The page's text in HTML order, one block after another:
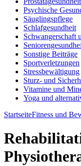
Psychische
Säuglingspflege
Schlafgesundheit
Schwangerschaft
Sonstige Beiträge
Sportverletzungen
Stressbewältigung
Sturz- und
Vitamine und
Yoga und
StartseiteFitness und